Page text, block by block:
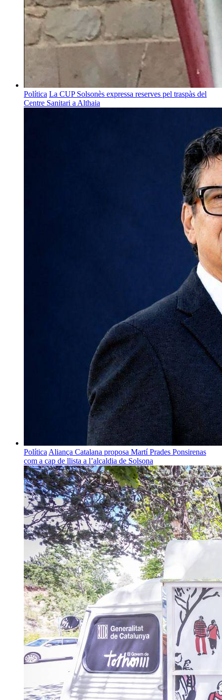
Política La CUP Solsonès expressa reserves pel traspàs del
Centre Sanitari a Althaia
Política Aliança Catalana proposa Martí Prades Ponsirenas
com a cap de llista a l’alcaldia de Solsona